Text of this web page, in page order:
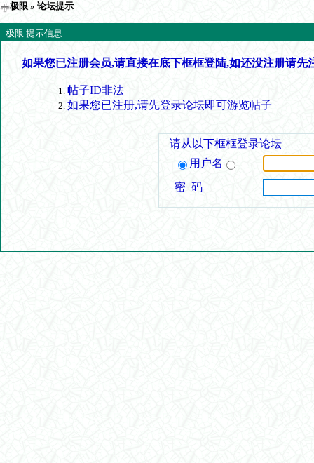
极限 » 论坛提示
极限 提示信息
如果您已注册会员,请直接在底下框框登陆,如还没注册请先
帖子ID非法
如果您已注册,请先登录论坛即可游览帖子
请从以下框框登录论坛
用户名
密 码